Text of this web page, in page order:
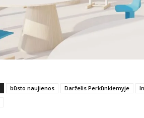
būsto naujienos Darželis Perkūnkiemyje